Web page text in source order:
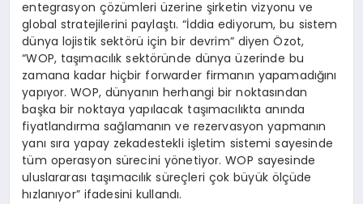
entegrasyon çözümleri üzerine şirketin vizyonu ve
global stratejilerini paylaştı.“İddia ediyorum, bu sistem
dünya lojistik sektörü için bir devrim” diyenÖzot,
“WOP, taşımacılık sektöründe dünya üzerinde bu
zamana kadar hiçbir forwarderfirmanın yapamadığını
yapıyor. WOP, dünyanın herhangi bir noktasından
başka bir noktaya yapılacak taşımacılıkta anında
fiyatlandırma sağlamanınve rezervasyon yapmanın
yanı sıra yapay zekadestekli işletim sistemi sayesinde
tüm operasyon sürecini yönetiyor. WOP sayesinde
uluslararası taşımacılık süreçleri çok büyük ölçüde
hızlanıyor” ifadesini kullandı.